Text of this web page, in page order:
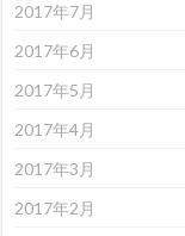
2017年7月
2017年6月
2017年5月
2017年4月
2017年3月
2017年2月